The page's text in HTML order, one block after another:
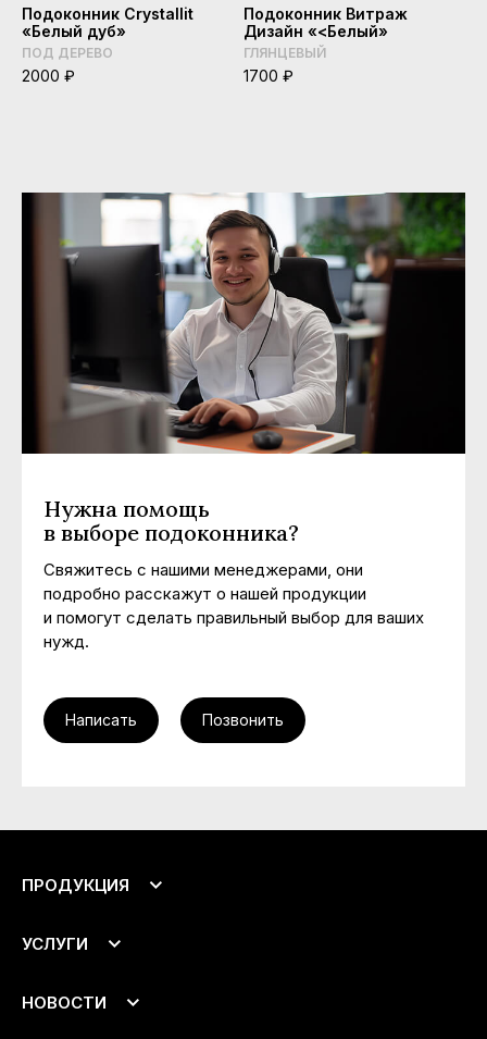
Подоконник Crystallit
«Белый дуб»
ПОД ДЕРЕВО
2000 ₽
Подоконник Витраж
Дизайн «<Белый»
ГЛЯНЦЕВЫЙ
1700 ₽
Нужна помощь
в выборе подоконника?
Свяжитесь с нашими менеджерами, они
подробно расскажут о нашей продукции
и помогут сделать правильный выбор для ваших
нужд.
Написать Позвонить
ПРОДУКЦИЯ
Откосы
УСЛУГИ
Доставка
НОВОСТИ